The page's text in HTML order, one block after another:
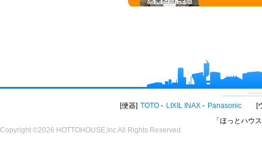
便器 TOTO LIXIL INAX Panasonic
「ほっとハウ
Copyright ©2026 HOTTOHOUSE,Inc All Rights Reserved.